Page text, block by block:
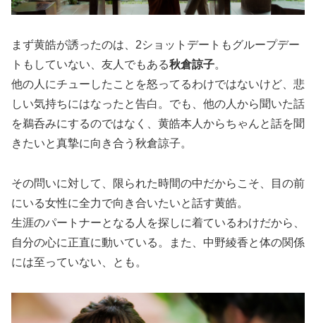
まず黄皓が誘ったのは、2ショットデートもグループデー
トもしていない、友人でもある秋倉諒子。
他の人にチューしたことを怒ってるわけではないけど、悲
しい気持ちにはなったと告白。でも、他の人から聞いた話
を鵜呑みにするのではなく、黄皓本人からちゃんと話を聞
きたいと真摯に向き合う秋倉諒子。
その問いに対して、限られた時間の中だからこそ、目の前
にいる女性に全力で向き合いたいと話す黄皓。
生涯のパートナーとなる人を探しに着ているわけだから、
自分の心に正直に動いている。また、中野綾香と体の関係
には至っていない、とも。